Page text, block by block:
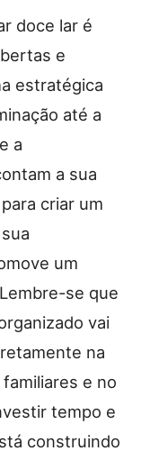
doce lar é
e
estratégica
até a
a
a sua
criar um
um
se que
vai
na
e no
tempo e
construindo